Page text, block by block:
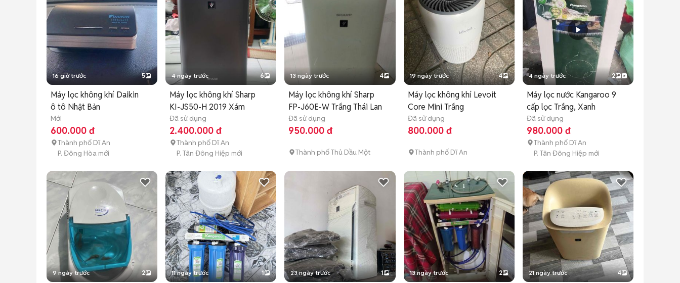
16 giờ trước 5
Máy lọc không khí Daikin
ô tô Nhật Bản
Mới
600.000 đ
Thành phố Dĩ An
P. Đông Hòa mới
4 ngày trước 6
Máy lọc không khí Sharp
KI-JS50-H 2019 Xám
Đã sử dụng
2.400.000 đ
Thành phố Dĩ An
P. Tân Đông Hiệp mới
13 ngày trước 4
Máy lọc không khí Sharp
FP-J60E-W Trắng Thái Lan
Đã sử dụng
950.000 đ
Thành phố Thủ Dầu Một
19 ngày trước 4
Máy lọc không khí Levoit
Core Mini Trắng
Đã sử dụng
800.000 đ
Thành phố Dĩ An
4 ngày trước 2
Máy lọc nước Kangaroo 9
cấp lọc Trắng, Xanh
Đã sử dụng
980.000 đ
Thành phố Dĩ An
P. Tân Đông Hiệp mới
9 ngày trước 2 11 ngày trước 1 23 ngày trước 1 13 ngày trước 2 21 ngày trước 4